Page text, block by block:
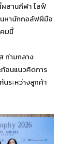
สานกีฬา ไลฟ์
หานักกอล์ฟฝีมือ
มนี้
ท่ามกลาง
อนแนวคิดการ
ระหว่างลูกค้า